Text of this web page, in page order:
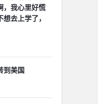
，我心里好慌
去上学了，
到美国